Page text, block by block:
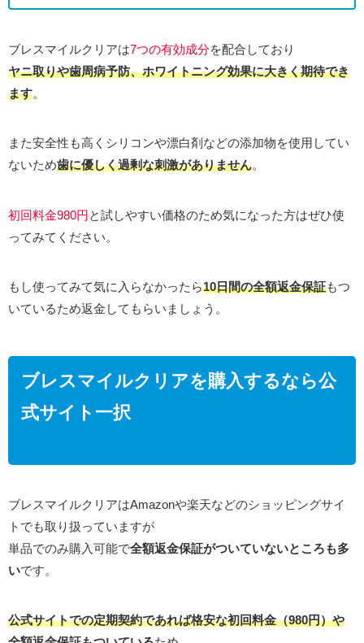
ブレスマイルクリアは7つの有効成分を配合しており
ヤニ取りや歯周病予防、ホワイトニング効果に大きく期待でき
ます。
また安全性も高くシリコンや漂白剤などの添加物を使用してい
ないため歯に優しく過剰な刺激がありません。
初回料金980円と試しやすい価格のため気になった方はぜひ使
ってみてください。
もし使ってみて気に入らなかったら10日間の全額返金保証もつ
いているため返金してもらいましょう。
ブレスマイルクリアを購入するなら公
式サイト一択
ブレスマイルクリアはAmazonや楽天などのショッピングサイ
トでも取り扱っていますが
単品でのみ購入可能で全額返金保証がついていないところも多
いです。
公式サイトでの定期契約であれば格安な初回料金（980円）や